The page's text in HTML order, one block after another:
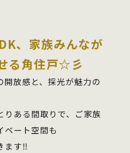
、家族みんなが
る角住戸☆彡
開放感と、採光が魅力の
りある間取りで、ご家族
ベート空間も
ます‼